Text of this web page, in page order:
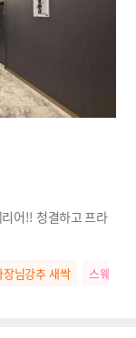
어!! 청결하고 프라
장님강추 새싹 스웨관리